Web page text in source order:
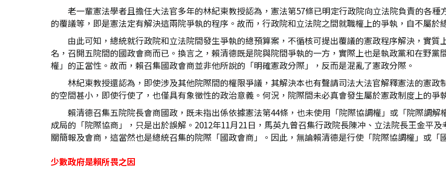
老一輩憲法學者且擔任大法官多年的林紀東教授認為，憲法第57條已明定行政院向立法院負責的各
的覆議等，即是憲法定有解決這兩院爭執的程序。故而，行政院和立法院之間就職權上的爭執，自不屬於
由此可知，總統就行政院和立法院間發生爭執的總預算案，不循核可提出覆議的憲政程序解決，實
名，召開五院間的國政會商而已。換言之，賴清德既是院與院間爭執的一方，實際上也是執政黨和在野
權」的正當性。故而，賴召集國政會商並非他所說的「明確憲政分際」，反而是混亂了憲政分際。
林紀東教授還認為，即使涉及其他院際間的權限爭議，其解決本也有聲請司法大法官解釋憲法的憲
的空間甚小，即使行使了，也僅具有象徵性的政治意義。何況，院際間未必真會發生屬於憲政制度上的爭
賴清德召集五院院長會商國政，既未指出係依據憲法第44條，也未使用「院際協調權」或「院際調
成局的「院際協商」，只是出於誤解。2012年11月21日，馬英九曾召集行政院長陳冲、立法院長王金平
關簡報及會商，這當然也是總統召集的院際「國政會商」。因此，無論賴清德是行使「院際協調權」或「
少數政府是賴所畏之因